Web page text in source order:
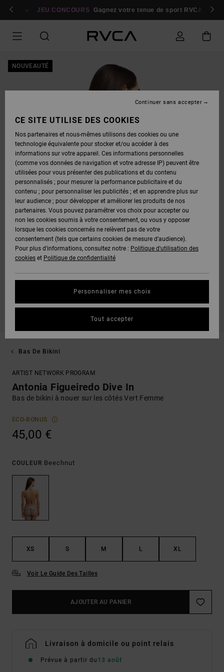
Se connecter / s'inscrire
JEU CONCOURS Gagnez votre tenue de sport RVCA
NOUVEAUTÉ
Bas De Bikini
ARTIST NETWORK PROGRAM
Antonia Figueiredo Dive In
Bas de bikini à nouer sur les côtés Vert Femme
ECO-BONUS
45,00 €
COULEUR Beechnut
XS S M L XL
Voir Le Guide Des Tailles
AJOUTER AU PANIER
Livraison à domicile ou point relais
Prévue à partir du 13 août
CE SITE UTILISE DES COOKIES
Nos partenaires et nous-mêmes utilisons des cookies ou une
technologie équivalente pour stocker et/ou accéder à des
informations sur votre appareil. Ces informations personnelles
(comme vos données de navigation et votre adresse IP) peuvent être
utilisées pour vous présenter des publications et du contenu
personnalisés ; pour mesurer la performance publicitaire et du
contenu ; pour personnaliser les publicités ; et en apprendre plus sur
leur audience ; pour développer et améliorer les produits de nos
partenaires. Vous pouvez paramétrer vos choix pour accepter ou
non les cookies soumis à votre consentement, ou vous y opposer
lorsque les cookies concernés ne relèvent pas de votre
consentement (tels que certains cookies de mesure d’audience).
Pour plus d'informations, consultez notre : Politique d'utilisation des
cookies et Politique de confidentialité
Personnaliser mes choix
Continuer sans accepter
Tout accepter